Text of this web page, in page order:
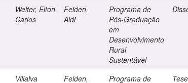
Welter, Elton
Carlos
Feiden,
Aldi
Programa de
Pós-Graduação
em
Desenvolvimento
Rural
Sustentável
Villalva
Feiden,
Programa de
Tese